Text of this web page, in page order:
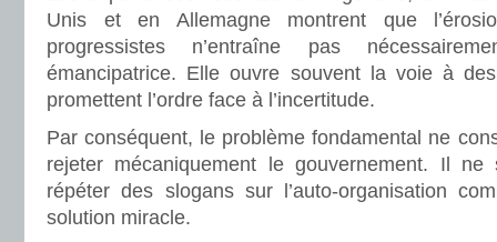
Unis et en Allemagne montrent que
progressistes n’entraîne pas
émancipatrice. Elle ouvre souvent la voie à
promettent l’ordre face à l’incertitude.
Par conséquent, le problème fondamental ne
rejeter mécaniquement le gouvernement. Il
répéter des slogans sur l’auto-organisation
solution miracle.